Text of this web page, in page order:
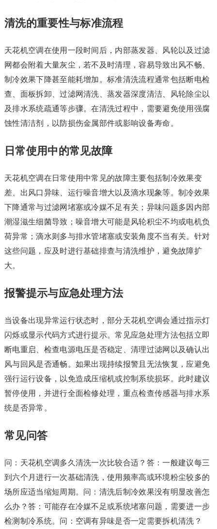
清洗的重要性与标准流程
天花机空调在使用一段时间后，内部蒸发器、风轮以及过滤
网都会附着大量灰尘，若不及时清理，容易导致出风不畅、
制冷效果下降甚至能耗增加。标准清洗流程通常包括断电检
查、面板拆卸、过滤网清洗、蒸发器深度清洁、风轮除尘以
及排水系统疏通等步骤。在清洗过程中，需要避免使用强腐
蚀性清洁剂，以防损伤金属部件或影响设备寿命。
日常使用中的常见故障
天花机空调在日常使用中常见的故障主要包括制冷效果变
差、出风口异味、运行噪音增大以及滴水现象等。制冷效果
下降通常与过滤网堵塞或冷媒不足有关；异味问题多因内部
潮湿滋生细菌导致；噪音增大可能是风轮积尘不均或电机负
荷异常；滴水则多与排水管堵塞或安装角度不当有关。针对
这些问题，应及时进行基础排查与清洗维护，避免故障扩
大。
报警提示与应急处理方法
当设备出现异常运行状态时，部分天花机空调会通过指示灯
闪烁或显示代码方式进行提示。常见应急处理方法包括立即
断电重启、检查电源电压是否稳定、清理过滤网以及确认出
风与回风是否通畅。如果出现持续报警且无法恢复，应避免
强行运行设备，以免造成压缩机或控制系统损坏。此时建议
暂停使用，并进行全面检修处理，重点检查传感器与排水系
统是否异常。
常见问答
问：天花机空调多久清洗一次比较合适？答：一般建议每三
到六个月进行一次基础清洗，使用频率高或环境粉尘较多的
场所应适当缩短周期。问：清洗后制冷效果没有明显改善怎
么办？答：可能存在冷媒不足或系统堵塞问题，需要进一步
检测制冷系统。问：空调有异味是否一定需要拆机清洗？